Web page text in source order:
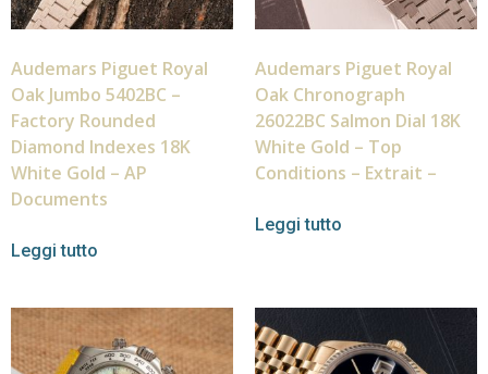
Audemars Piguet Royal
Oak Jumbo 5402BC –
Factory Rounded
Diamond Indexes 18K
White Gold – AP
Documents
Leggi tutto
Audemars Piguet Royal
Oak Chronograph
26022BC Salmon Dial 18K
White Gold – Top
Conditions – Extrait –
Leggi tutto